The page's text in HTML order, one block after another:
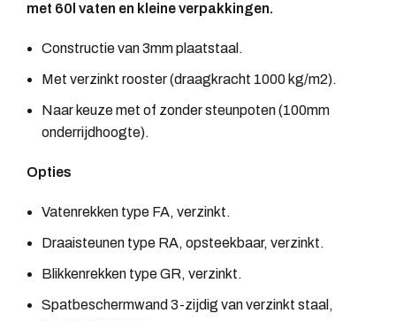
met 60l vaten en kleine verpakkingen.
Constructie van 3mm plaatstaal.
Met verzinkt rooster (draagkracht 1000 kg/m2).
Naar keuze met of zonder steunpoten (100mm
onderrijdhoogte).
Opties
Vatenrekken type FA, verzinkt.
Draaisteunen type RA, opsteekbaar, verzinkt.
Blikkenrekken type GR, verzinkt.
Spatbeschermwand 3-zijdig van verzinkt staal,